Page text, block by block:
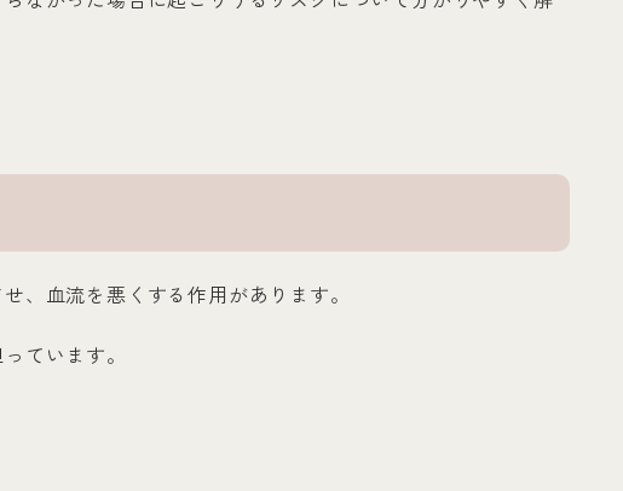
、血流を悪くする作用があります。
ています。